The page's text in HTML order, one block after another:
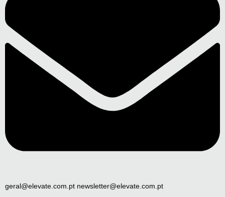
geral@elevate.com.pt newsletter@elevate.com.pt